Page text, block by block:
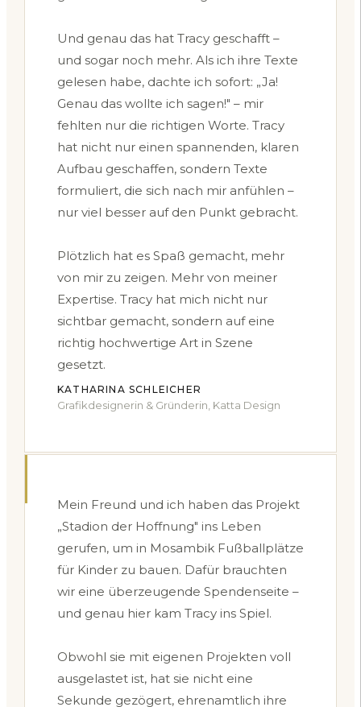
Und genau das hat Tracy geschafft –
und sogar noch mehr. Als ich ihre Texte
gelesen habe, dachte ich sofort: „Ja!
Genau das wollte ich sagen!" – mir
fehlten nur die richtigen Worte. Tracy
hat nicht nur einen spannenden, klaren
Aufbau geschaffen, sondern Texte
formuliert, die sich nach mir anfühlen –
nur viel besser auf den Punkt gebracht.
Plötzlich hat es Spaß gemacht, mehr
von mir zu zeigen. Mehr von meiner
Expertise. Tracy hat mich nicht nur
sichtbar gemacht, sondern auf eine
richtig hochwertige Art in Szene
gesetzt.
KATHARINA SCHLEICHER
Grafikdesignerin & Gründerin, Katta Design
Mein Freund und ich haben das Projekt
„Stadion der Hoffnung" ins Leben
gerufen, um in Mosambik Fußballplätze
für Kinder zu bauen. Dafür brauchten
wir eine überzeugende Spendenseite –
und genau hier kam Tracy ins Spiel.
Obwohl sie mit eigenen Projekten voll
ausgelastet ist, hat sie nicht eine
Sekunde gezögert, ehrenamtlich ihre